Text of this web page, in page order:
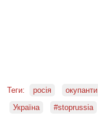
Теги: росія окупанти
Україна
#stoprussia